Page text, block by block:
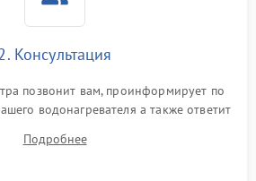
Консультация
позвонит вам, проинформирует по
водонагревателя а также ответит
Подробнее